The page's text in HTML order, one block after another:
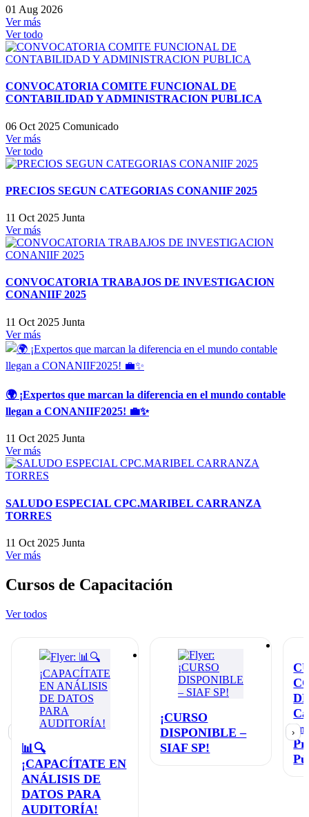
01 Aug 2026
Ver más
Ver todo
CONVOCATORIA COMITE FUNCIONAL DE
CONTABILIDAD Y ADMINISTRACION PUBLICA
06 Oct 2025 Comunicado
Ver más
Ver todo
PRECIOS SEGUN CATEGORIAS CONANIIF 2025
11 Oct 2025 Junta
Ver más
CONVOCATORIA TRABAJOS DE INVESTIGACION
CONANIIF 2025
11 Oct 2025 Junta
Ver más
🌍 ¡Expertos que marcan la diferencia en el mundo contable
llegan a CONANIIF2025! 💼✨
11 Oct 2025 Junta
Ver más
SALUDO ESPECIAL CPC.MARIBEL CARRANZA
TORRES
11 Oct 2025 Junta
Ver más
Cursos de Capacitación
Ver todos
📊🔍
¡CAPACÍTATE EN
ANÁLISIS DE
DATOS PARA
AUDITORÍA!
¡CURSO
DISPONIBLE –
SIAF SP!
en
›